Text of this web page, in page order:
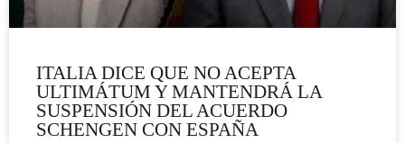
ITALIA DICE QUE NO ACEPTA
ULTIMÁTUM Y MANTENDRÁ LA
SUSPENSIÓN DEL ACUERDO
SCHENGEN CON ESPAÑA